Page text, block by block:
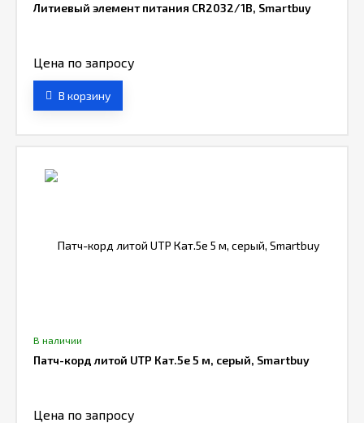
Литиевый элемент питания CR2032/1B, Smartbuy
Цена по запросу
В корзину
В наличии
Патч-корд литой UTP Кат.5е 5 м, серый, Smartbuy
Цена по запросу